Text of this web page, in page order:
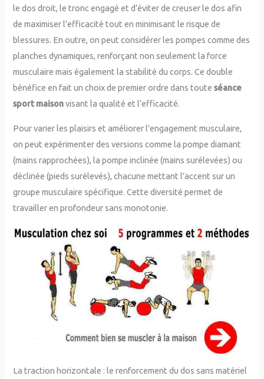
le dos droit, le tronc engagé et d’éviter de creuser le dos afin
de maximiser l’efficacité tout en minimisant le risque de
blessures. En outre, on peut considérer les pompes comme des
planches dynamiques, renforçant non seulement la force
musculaire mais également la stabilité du corps. Ce double
bénéfice en fait un choix de premier ordre dans touteséance
sport maisonvisant la qualité et l’efficacité.
Pour varier les plaisirs et améliorer l’engagement musculaire,
on peut expérimenter des versions comme la pompe diamant
(mains rapprochées), la pompe inclinée (mains surélevées) ou
déclinée (pieds surélevés), chacune mettant l’accent sur un
groupe musculaire spécifique. Cette diversité permet de
travailler en profondeur sans monotonie.
La traction horizontale : le renforcement du dos sans matériel